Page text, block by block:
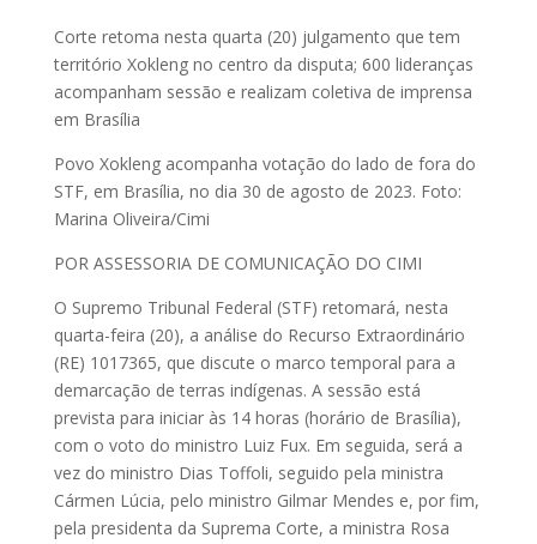
Corte retoma nesta quarta (20) julgamento que tem
território Xokleng no centro da disputa; 600 lideranças
acompanham sessão e realizam coletiva de imprensa
em Brasília
Povo Xokleng acompanha votação do lado de fora do
STF, em Brasília, no dia 30 de agosto de 2023. Foto:
Marina Oliveira/Cimi
POR ASSESSORIA DE COMUNICAÇÃO DO CIMI
O Supremo Tribunal Federal (STF) retomará, nesta
quarta-feira (20), a análise do Recurso Extraordinário
(RE) 1017365, que discute o marco temporal para a
demarcação de terras indígenas. A sessão está
prevista para iniciar às 14 horas (horário de Brasília),
com o voto do ministro Luiz Fux. Em seguida, será a
vez do ministro Dias Toffoli, seguido pela ministra
Cármen Lúcia, pelo ministro Gilmar Mendes e, por fim,
pela presidenta da Suprema Corte, a ministra Rosa